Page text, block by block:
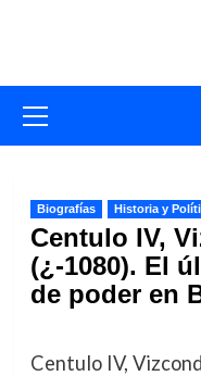
primario
Biografías Historia y
Centulo IV,
(¿-1080). El
de poder en
Centulo IV,